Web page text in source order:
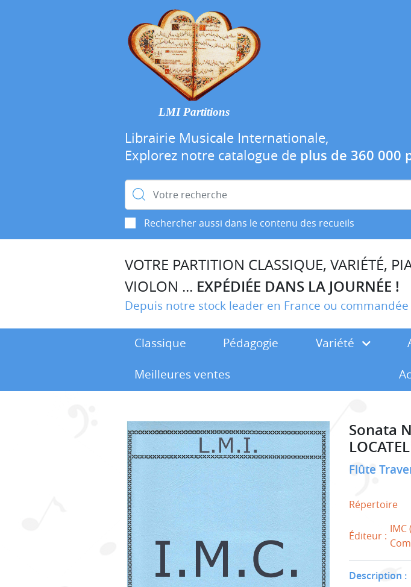
LMI Partitions
Librairie Musicale Internationale,
Explorez notre catalogue de plus de 360 000
Rechercher :
Rechercher aussi dans le contenu des recueils
VOTRE PARTITION CLASSIQUE, VARIÉTÉ,
VIOLON ... EXPÉDIÉE DANS LA JOURNÉE !
Depuis notre stock leader en France ou
Classique Pédagogie Variété
Meilleures ventes
Sonata
Flûte
Répertoire
Éditeur :
Description :